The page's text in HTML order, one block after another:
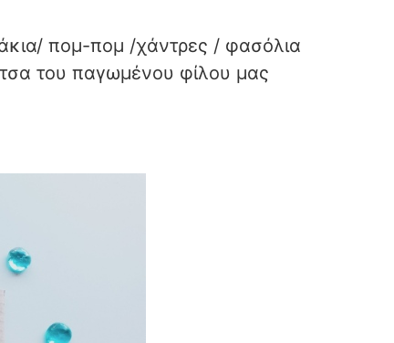
πομ-πομ /χάντρες / φασόλια
του παγωμένου φίλου μας